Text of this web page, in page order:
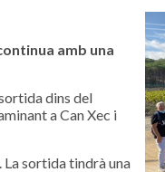
amb una
dins del
a Can Xec i
La sortida tindrà una